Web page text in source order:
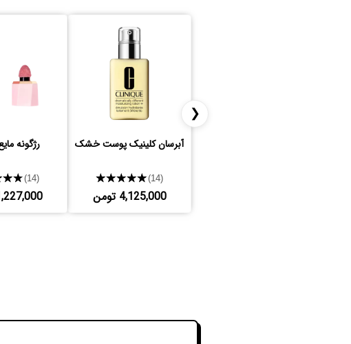
❮
آبرسان کلینیک پوست خشک
★★★★★(14)
4,125,000 تومن
رژگونه
(14)
1,227,000